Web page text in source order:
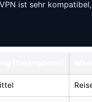
ist sehr